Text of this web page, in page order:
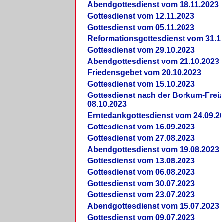
Abendgottesdienst vom 18.11.2023
Gottesdienst vom 12.11.2023
Gottesdienst vom 05.11.2023
Reformationsgottesdienst vom
Gottesdienst vom 29.10.2023
Abendgottesdienst vom 21.10.2023
Friedensgebet vom 20.10.2023
Gottesdienst vom 15.10.2023
Gottesdienst nach der Borkum-
08.10.2023
Erntedankgottesdienst vom
Gottesdienst vom 16.09.2023
Gottesdienst vom 27.08.2023
Abendgottesdienst vom 19.08.2023
Gottesdienst vom 13.08.2023
Gottesdienst vom 06.08.2023
Gottesdienst vom 30.07.2023
Gottesdienst vom 23.07.2023
Abendgottesdienst vom 15.07.2023
Gottesdienst vom 09.07.2023